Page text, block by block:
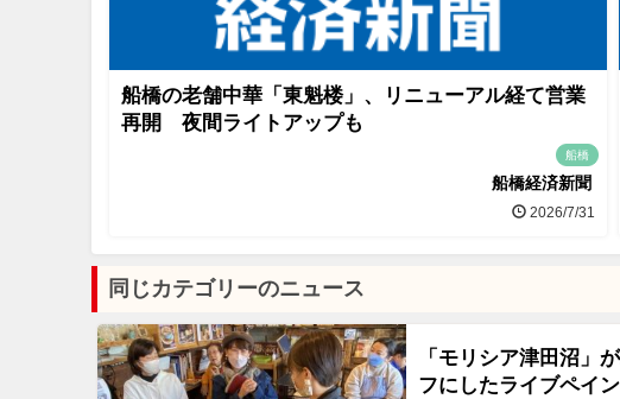
船橋の老舗中華「東魁楼」、リニューアル経て営業
再開 夜間ライトアップも
船橋
船橋経済新聞
2026/7/31
同じカテゴリーのニュース
「モリシア津田沼」
フにしたライブペイ